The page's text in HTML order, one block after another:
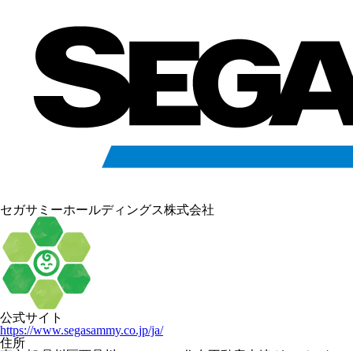
セガサミーホールディングス株式会社
公式サイト
https://www.segasammy.co.jp/ja/
住所